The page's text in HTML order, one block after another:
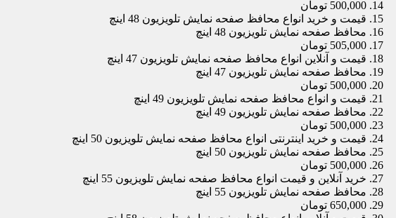
500,000 تومان
قیمت و خرید انواع محافظ صفحه نمایش تلویزیون 48 اینچ
محافظ صفحه نمایش تلویزیون 48 اینچ
505,000 تومان
قیمت و آنلاین انواع محافظ صفحه نمایش تلویزیون 47 اینچ
محافظ صفحه نمایش تلویزیون 47 اینچ
500,000 تومان
قیمت و انواع محافظ صفحه نمایش تلویزیون 49 اینچ
محافظ صفحه نمایش تلویزیون 49 اینچ
500,000 تومان
قیمت و خرید اینترنتی انواع محافظ صفحه نمایش تلویزیون 50 اینچ
محافظ صفحه نمایش تلویزیون 50 اینچ
500,000 تومان
خرید آنلاین و قیمت انواع محافظ صفحه نمایش تلویزیون 55 اینچ
محافظ صفحه نمایش تلویزیون 55 اینچ
650,000 تومان